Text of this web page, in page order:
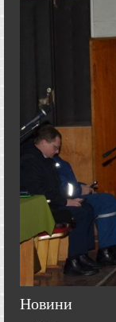
Новини